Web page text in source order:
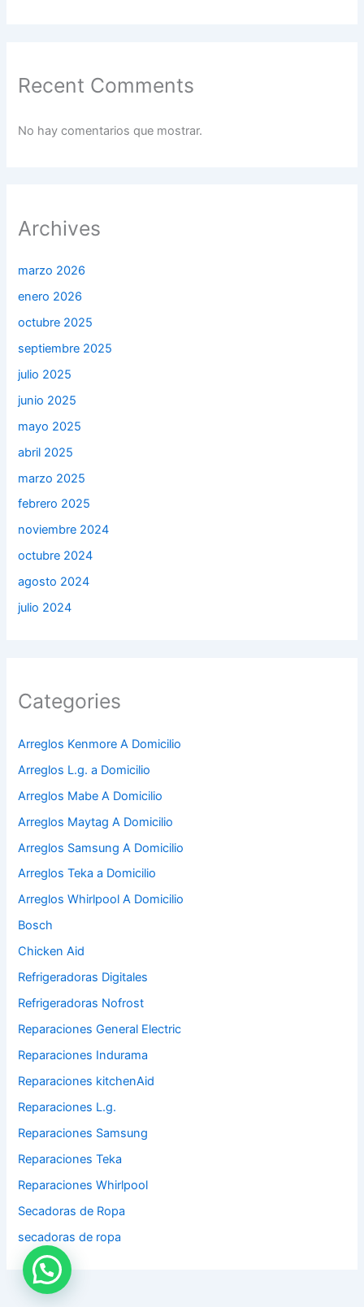
Recent Comments
No hay comentarios que mostrar.
Archives
marzo 2026
enero 2026
octubre 2025
septiembre 2025
julio 2025
junio 2025
mayo 2025
abril 2025
marzo 2025
febrero 2025
noviembre 2024
octubre 2024
agosto 2024
julio 2024
Categories
Arreglos Kenmore A Domicilio
Arreglos L.g. a Domicilio
Arreglos Mabe A Domicilio
Arreglos Maytag A Domicilio
Arreglos Samsung A Domicilio
Arreglos Teka a Domicilio
Arreglos Whirlpool A Domicilio
Bosch
Chicken Aid
Refrigeradoras Digitales
Refrigeradoras Nofrost
Reparaciones General Electric
Reparaciones Indurama
Reparaciones kitchenAid
Reparaciones L.g.
Reparaciones Samsung
Reparaciones Teka
Reparaciones Whirlpool
Secadoras de Ropa
secadoras de ropa